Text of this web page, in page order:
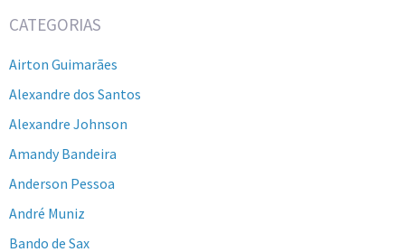
CATEGORIAS
Airton Guimarães
Alexandre dos Santos
Alexandre Johnson
Amandy Bandeira
Anderson Pessoa
André Muniz
Bando de Sax